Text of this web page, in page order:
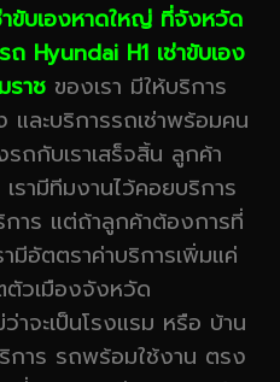
ขับเองหาดใหญ่ ที่จังหวัด
รถ Hyundai H1 เช่าขับเอง
ราช ของเรา มีให้บริการ
และบริการรถเช่าพร้อมคน
ถกับเราเสร็จสิ้น ลูกค้า
รามีทีมงานไว้คอยบริการ
าร แต่ถ้าลูกค้าต้องการที่
มีอัตตราค่าบริการเพิ่มแค่
ตัวเมืองจังหวัด
าจะเป็นโรงแรม หรือ บ้าน
การ รถพร้อมใช้งาน ตรง